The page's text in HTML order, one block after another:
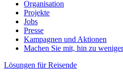
Organisation
Projekte
Jobs
Presse
Kampagnen und Aktionen
Machen Sie mit, hin zu
Lösungen für Reisende